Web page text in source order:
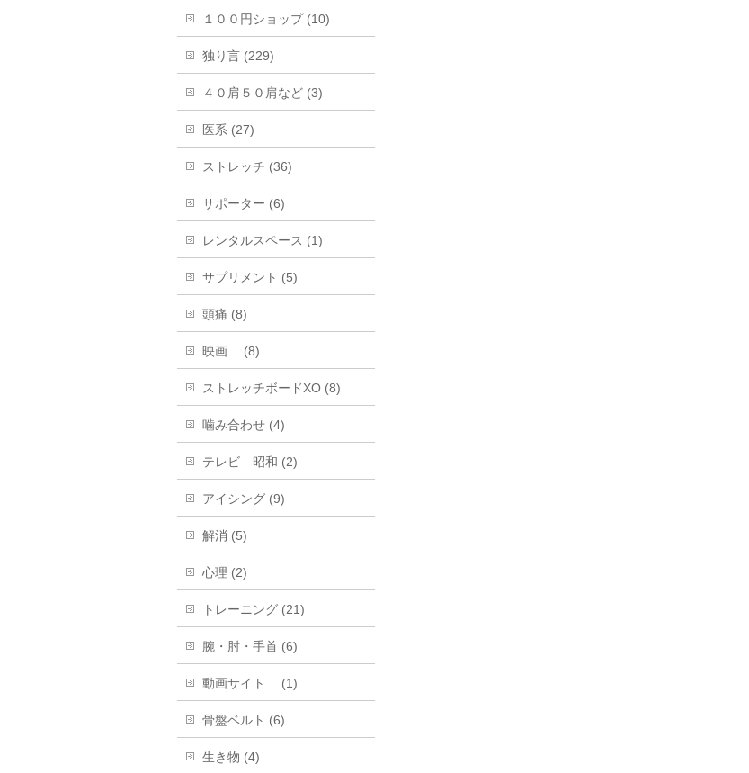
１００円ショップ (10)
独り言 (229)
４０肩５０肩など (3)
医系 (27)
ストレッチ (36)
サポーター (6)
レンタルスペース (1)
サプリメント (5)
頭痛 (8)
映画 (8)
ストレッチボードXO (8)
噛み合わせ (4)
テレビ 昭和 (2)
アイシング (9)
解消 (5)
心理 (2)
トレーニング (21)
腕・肘・手首 (6)
動画サイト (1)
骨盤ベルト (6)
生き物 (4)